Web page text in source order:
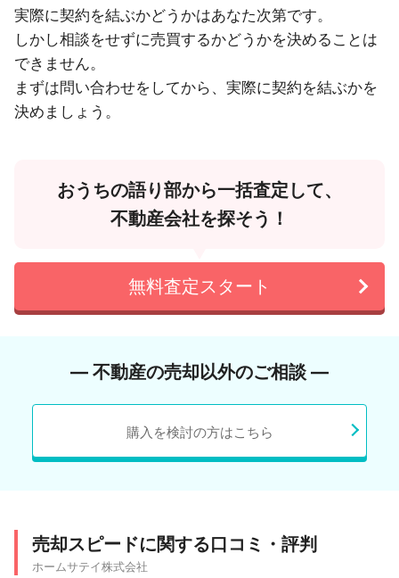
実際に契約を結ぶかどうかはあなた次第です。
しかし相談をせずに売買するかどうかを決めることは
できません。
まずは問い合わせをしてから、実際に契約を結ぶかを
決めましょう。
おうちの語り部から一括査定して、
不動産会社を探そう！
無料査定スタート
― 不動産の売却以外のご相談 ―
購入を検討の方はこちら
売却スピードに関する口コミ・評判
ホームサテイ株式会社